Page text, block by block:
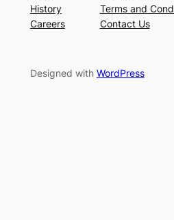
History
Careers
Terms and
Contact Us
Designed with WordPress